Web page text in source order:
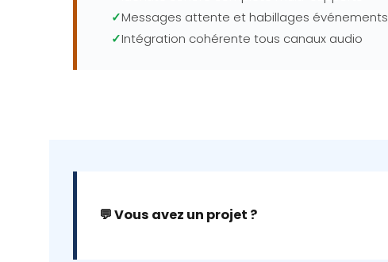
✓Messages attente et habillages événements
✓Intégration cohérente tous canaux audio
💬 Vous avez un projet ?